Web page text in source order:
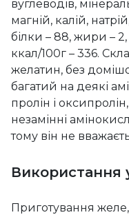
вуглеводів,
магній, калій,
білки – 88, жири –
ккал/100г – 336.
желатин, без
багатий на деякі
пролін і
незамінні
тому він не
Використання
Приготування